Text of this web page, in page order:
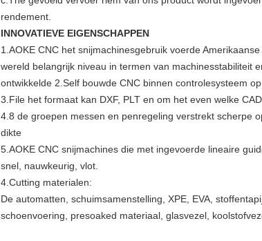
rendement.
INNOVATIEVE EIGENSCHAPPEN
1.AOKE CNC het snijmachinesgebruik voerde
wereld belangrijk niveau in termen van machinesstabiliteit
ontwikkelde 2.Self bouwde CNC binnen controlesysteem op.
3.File het formaat kan DXF, PLT en om het even welke
4.8 de groepen messen en penregeling verstrekt scherpe
dikte
5.AOKE CNC snijmachines die met ingevoerde lineaire
snel, nauwkeurig, vlot.
4.Cutting materialen:
De automatten, schuimsamenstelling, XPE, EVA,
schoenvoering, presoaked materiaal, glasvezel,